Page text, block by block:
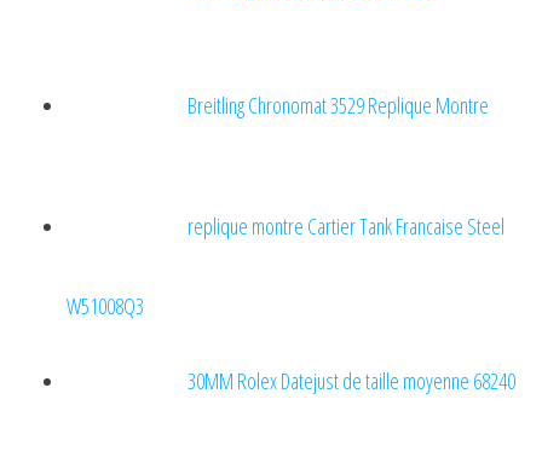
Breitling Chronomat 3529 Replique Montre
replique montre Cartier Tank Francaise Steel
W51008Q3
30MM Rolex Datejust de taille moyenne 68240